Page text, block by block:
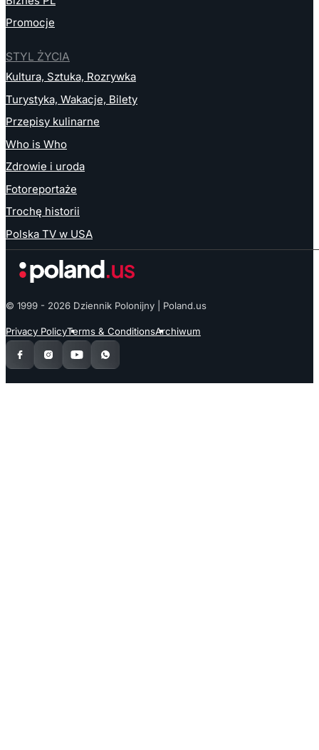
Promocje
STYL ŻYCIA
Kultura, Sztuka, Rozrywka
Turystyka, Wakacje, Bilety
Przepisy kulinarne
Who is Who
Zdrowie i uroda
Fotoreportaże
Trochę historii
Polska TV w USA
© 1999 - 2026 Dziennik Polonijny | Poland.us
Privacy PolicyTerms & ConditionsArchiwum